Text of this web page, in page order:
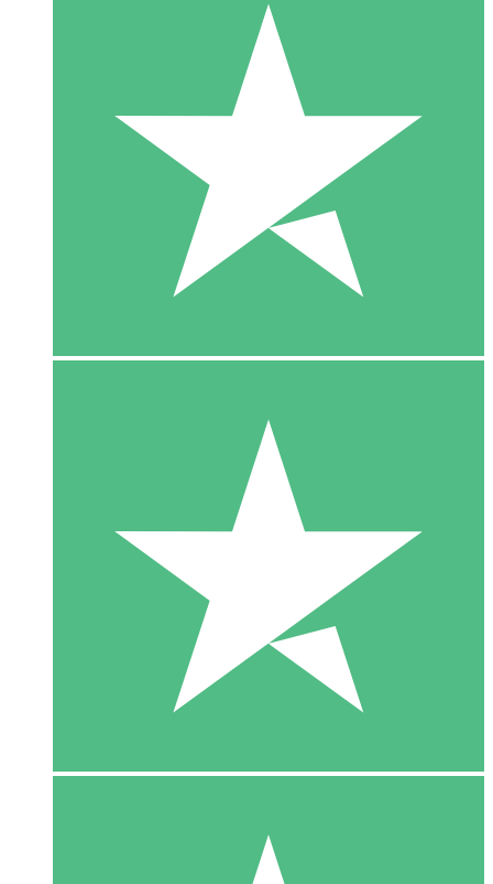
10 Downloaden
20 00